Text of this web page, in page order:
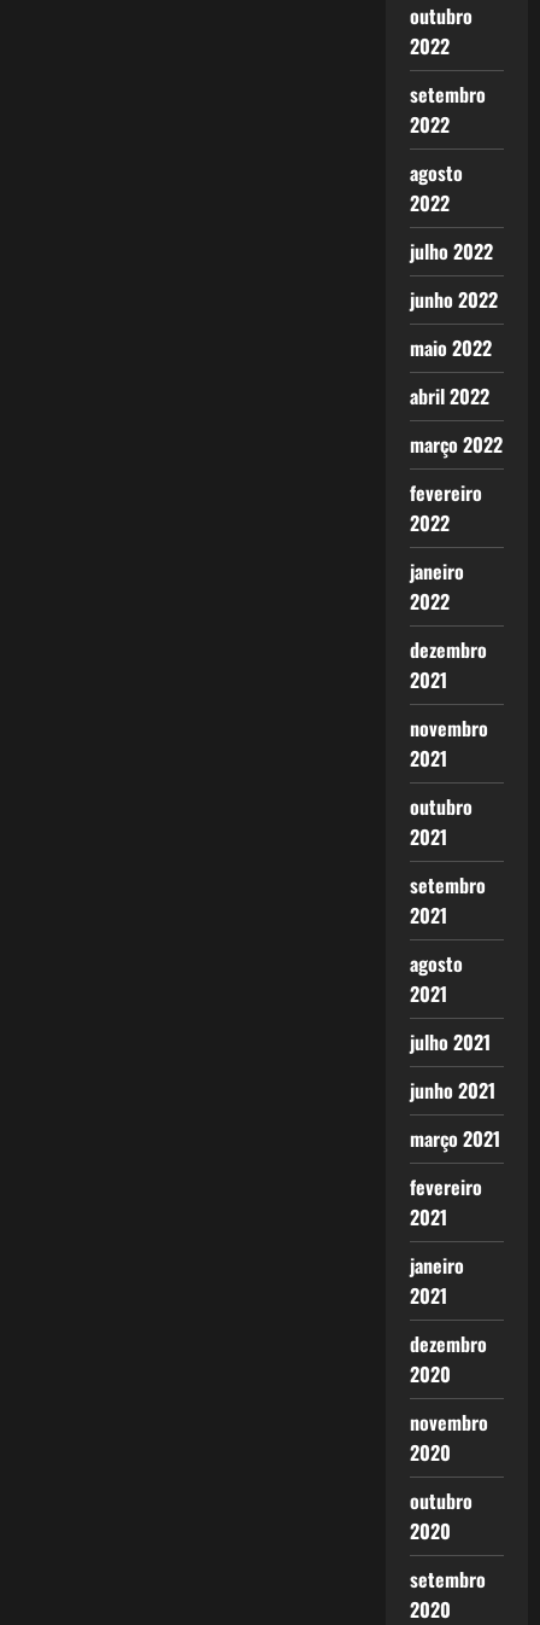
outubro
2022
setembro
2022
agosto
2022
julho 2022
junho 2022
maio 2022
abril 2022
março 2022
fevereiro
2022
janeiro
2022
dezembro
2021
novembro
2021
outubro
2021
setembro
2021
agosto
2021
julho 2021
junho 2021
março 2021
fevereiro
2021
janeiro
2021
dezembro
2020
novembro
2020
outubro
2020
setembro
2020